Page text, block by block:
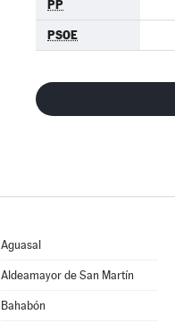
PP
PSOE
Aguasal
Aldeamayor de San Martín
Bahabón